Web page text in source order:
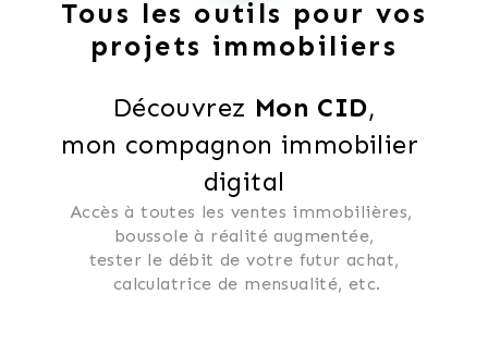
Tous les outils pour vos
projets immobiliers
Découvrez Mon CID,
mon compagnon immobilier
digital
Accès à toutes les ventes immobilières,
boussole à réalité augmentée,
tester le débit de votre futur achat,
calculatrice de mensualité, etc.